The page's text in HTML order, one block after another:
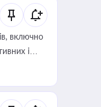
включно
і